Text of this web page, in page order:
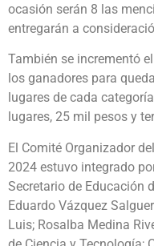
ocasión serán 8 las
entregarán a
También se incrementó
los ganadores para
lugares de cada
lugares, 25 mil pesos y
El Comité Organizador
2024 estuvo integrado
Secretario de Educación
Eduardo Vázquez
Luis; Rosalba Medina